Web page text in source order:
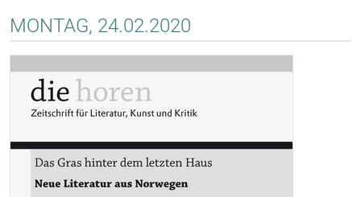
MONTAG, 24.02.2020